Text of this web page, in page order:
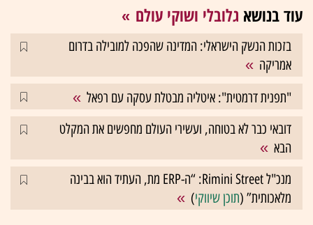
עוד בנושא גלובלי ושוקי עולם
בזכות הנשק הישראלי: המדינה שהפכה למובילה בדרום
אמריקה
"תפנית דרמטית": איטליה מבטלת עסקה עם רפאל
דובאי כבר לא בטוחה, ועשירי העולם מחפשים את המקלט
הבא
מנכ"ל Rimini Street: “ה-ERP מת, העתיד הוא בבינה
מלאכותית” (תוכן שיווקי)